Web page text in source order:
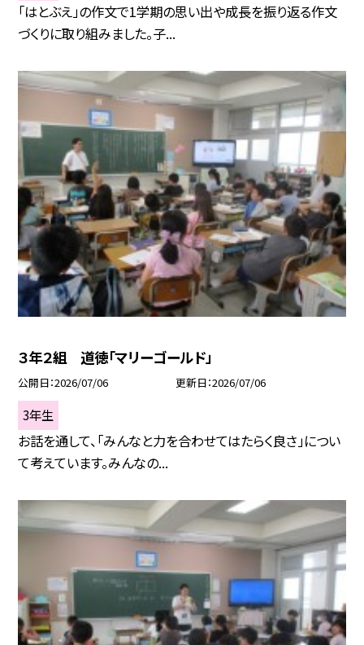
「はとぶえ」の作文で1学期の思い出や成長を振り返る作文
づくりに取り組みました。子...
３年２組 道徳「マリーゴールド」
公開日 2026/07/06 更新日 2026/07/06
3年生
お話を通して、「みんなと力を合わせてはたらく良さ」につい
て考えています。みんなの...